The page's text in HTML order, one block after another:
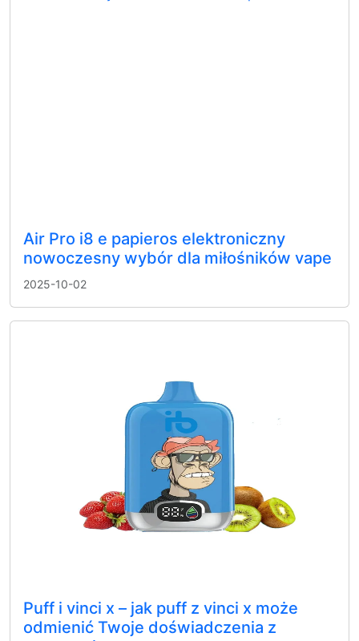
Air Pro i8 e papieros elektroniczny
nowoczesny wybór dla miłośników vape
2025-10-02
Puff i vinci x – jak puff z vinci x może
odmienić Twoje doświadczenia z